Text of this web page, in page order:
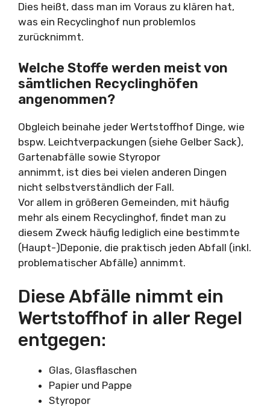
Dies heißt, dass man im Voraus zu klären hat,
was ein Recyclinghof nun problemlos
zurücknimmt.
Welche Stoffe werden meist von
sämtlichen Recyclinghöfen
angenommen?
Obgleich beinahe jeder Wertstoffhof Dinge, wie
bspw. Leichtverpackungen (siehe Gelber Sack),
Gartenabfälle sowie Styropor
annimmt, ist dies bei vielen anderen Dingen
nicht selbstverständlich der Fall.
Vor allem in größeren Gemeinden, mit häufig
mehr als einem Recyclinghof, findet man zu
diesem Zweck häufig lediglich eine bestimmte
(Haupt-)Deponie, die praktisch jeden Abfall (inkl.
problematischer Abfälle) annimmt.
Diese Abfälle nimmt ein
Wertstoffhof in aller Regel
entgegen:
Glas, Glasflaschen
Papier und Pappe
Styropor